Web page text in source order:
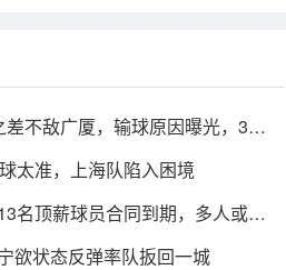
不敌广厦，输球原因曝光，3人
太准，上海队陷入困境
名顶薪球员合同到期，多人或遭
欲状态反弹率队扳回一城